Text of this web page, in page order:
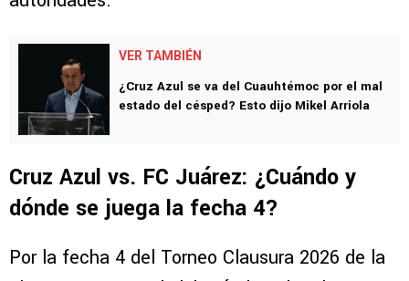
VER TAMBIÉN
¿Cruz Azul se va del Cuauhtémoc por el mal
estado del césped? Esto dijo Mikel Arriola
Cruz Azul vs. FC Juárez: ¿Cuándo y
dónde se juega la fecha 4?
Por la fecha 4 del Torneo Clausura 2026 de la